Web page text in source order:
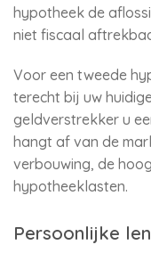
hypotheek de
niet fiscaal
Voor een tweede
terecht bij uw
geldverstrekker u
hangt af van de
verbouwing, de
hypotheeklasten.
Persoonlijke